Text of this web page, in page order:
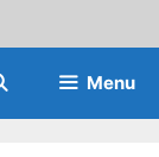
Menu